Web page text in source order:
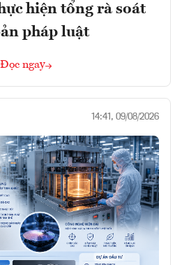
hiện tổng rà soát
pháp luật
Đọc ngay
14:41, 09/08/2026